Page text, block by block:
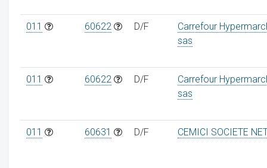
011 60622 D/F
Carrefour
sas
011 60622 D/F
Carrefour
sas
011 60631 D/F CEMICI SOCIETE